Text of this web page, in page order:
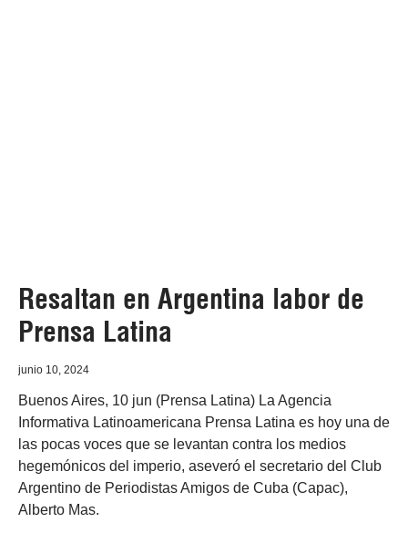
Resaltan en Argentina labor de
Prensa Latina
junio 10, 2024
Buenos Aires, 10 jun (Prensa Latina) La Agencia
Informativa Latinoamericana Prensa Latina es hoy una de
las pocas voces que se levantan contra los medios
hegemónicos del imperio, aseveró el secretario del Club
Argentino de Periodistas Amigos de Cuba (Capac),
Alberto Mas.